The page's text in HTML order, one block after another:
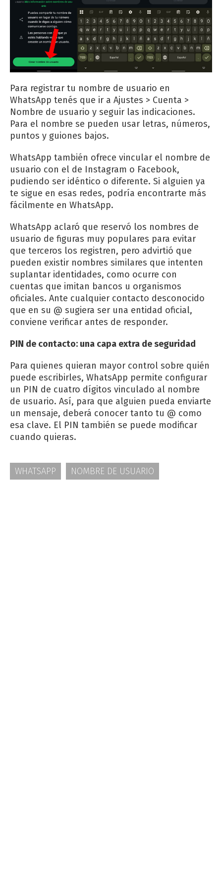
Para registrar tu nombre de usuario en
WhatsApp tenés que ir a Ajustes > Cuenta >
Nombre de usuario y seguir las indicaciones.
Para el nombre se pueden usar letras, números,
puntos y guiones bajos.
WhatsApp también ofrece vincular el nombre de
usuario con el de Instagram o Facebook,
pudiendo ser idéntico o diferente. Si alguien ya
te sigue en esas redes, podría encontrarte más
fácilmente en WhatsApp.
WhatsApp aclaró que reservó los nombres de
usuario de figuras muy populares para evitar
que terceros los registren, pero advirtió que
pueden existir nombres similares que intenten
suplantar identidades, como ocurre con
cuentas que imitan bancos u organismos
oficiales. Ante cualquier contacto desconocido
que en su @ sugiera ser una entidad oficial,
conviene verificar antes de responder.
PIN de contacto: una capa extra de seguridad
Para quienes quieran mayor control sobre quién
puede escribirles, WhatsApp permite configurar
un PIN de cuatro dígitos vinculado al nombre
de usuario. Así, para que alguien pueda enviarte
un mensaje, deberá conocer tanto tu @ como
esa clave. El PIN también se puede modificar
cuando quieras.
WHATSAPP NOMBRE DE USUARIO